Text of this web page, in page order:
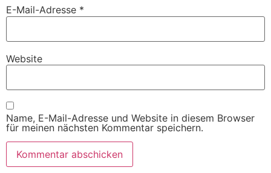
E-Mail-Adresse *
Website
Name, E-Mail-Adresse und Website in diesem Browser
für meinen nächsten Kommentar speichern.